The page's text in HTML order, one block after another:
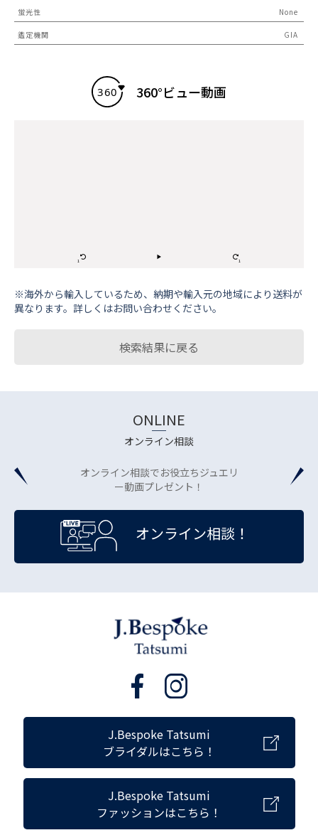
蛍光性 None
鑑定機関 GIA
360°ビュー動画
※海外から輸⼊しているため、納期や輸⼊元の地域により送料が
異なります。詳しくはお問い合わせください。
検索結果に戻る
ONLINE
オンライン相談
オンライン相談でお役立ちジュエリ
ー動画プレゼント！
オンライン相談！
J.Bespoke Tatsumi
ブライダルはこちら！
J.Bespoke Tatsumi
ファッションはこちら！